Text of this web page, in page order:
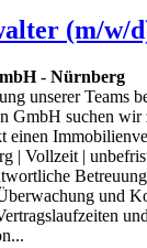
(m/w/
- Nürnberg
unserer Teams
GmbH suchen wir
einen
| Vollzeit |
und